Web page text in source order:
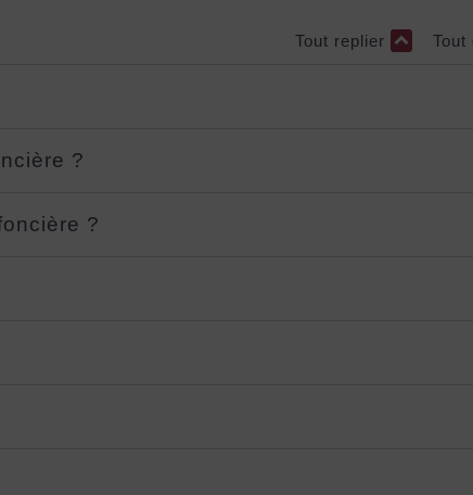
Tout replier Tout
?
?